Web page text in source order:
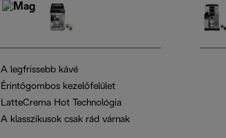
A legfrissebb kávé
Érintőgombos kezelőfelület
LatteCrema Hot Technológia
A klasszikusok csak rád várnak